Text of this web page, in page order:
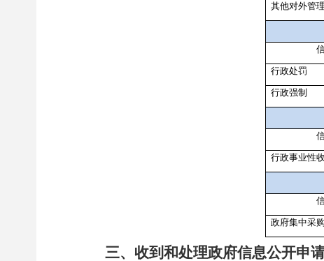
其他对外管
行政处罚
行政强制
行政事业性
政府集中采购
三、收到和处理政府信息公开申